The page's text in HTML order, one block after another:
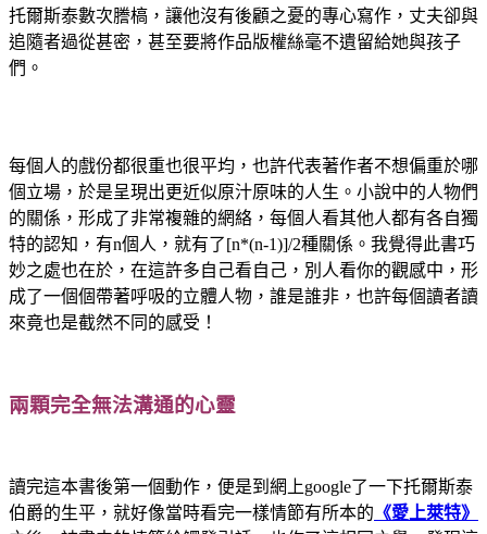
托爾斯泰數次謄槁，讓他沒有後顧之憂的專心寫作，丈夫卻與
追隨者過從甚密，甚至要將作品版權絲毫不遺留給她與孩子
們。
每個人的戲份都很重也很平均，也許代表著作者不想偏重於哪
個立場，於是呈現出更近似原汁原味的人生。小說中的人物們
的關係，形成了非常複雜的網絡，每個人看其他人都有各自獨
特的認知，有n個人，就有了[n*(n-1)]/2種關係。我覺得此書巧
妙之處也在於，在這許多自己看自己，別人看你的觀感中，形
成了一個個帶著呼吸的立體人物，誰是誰非，也許每個讀者讀
來竟也是截然不同的感受！
兩顆完全無法溝通的心靈
讀完這本書後第一個動作，便是到網上google了一下托爾斯泰
伯爵的生平，就好像當時看完一樣情節有所本的 《愛上萊特》